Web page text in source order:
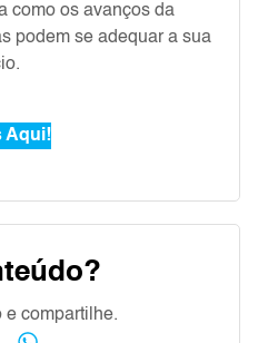
como os avanços da
podem se adequar a sua
Aqui!
e compartilhe.